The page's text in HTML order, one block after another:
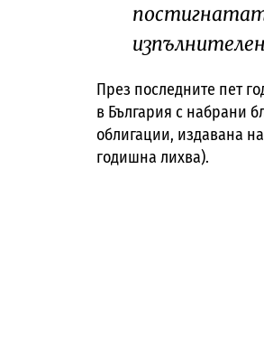
През последните пет
в България с набрани
облигации, издавана
годишна лихва).